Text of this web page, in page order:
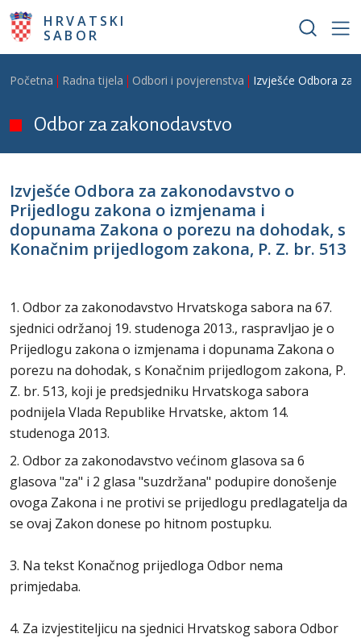
Skoči na glavni sadržaj
HRVATSKI
SABOR
Breadcrumb
Početna Radna tijela Odbori i povjerenstva Izvješće Odbora za
Odbor za zakonodavstvo
Izvješće Odbora za zakonodavstvo o
Prijedlogu zakona o izmjenama i
dopunama Zakona o porezu na dohodak, s
Konačnim prijedlogom zakona, P. Z. br. 513
1. Odbor za zakonodavstvo Hrvatskoga sabora na 67.
sjednici održanoj 19. studenoga 2013., raspravljao je o
Prijedlogu zakona o izmjenama i dopunama Zakona o
porezu na dohodak, s Konačnim prijedlogom zakona, P.
Z. br. 513, koji je predsjedniku Hrvatskoga sabora
podnijela Vlada Republike Hrvatske, aktom 14.
studenoga 2013.
2. Odbor za zakonodavstvo većinom glasova sa 6
glasova "za" i 2 glasa "suzdržana" podupire donošenje
ovoga Zakona i ne protivi se prijedlogu predlagatelja da
se ovaj Zakon donese po hitnom postupku.
3. Na tekst Konačnog prijedloga Odbor nema
primjedaba.
4. Za izvjestiteljicu na sjednici Hrvatskog sabora Odbor